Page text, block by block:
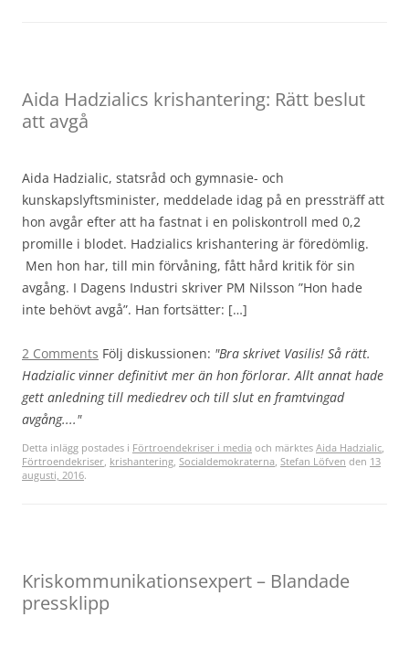
Aida Hadzialics krishantering: Rätt beslut
att avgå
Aida Hadzialic, statsråd och gymnasie- och
kunskapslyftsminister, meddelade idag på en pressträff att
hon avgår efter att ha fastnat i en poliskontroll med 0,2
promille i blodet. Hadzialics krishantering är föredömlig.
Men hon har, till min förvåning, fått hård kritik för sin
avgång. I Dagens Industri skriver PM Nilsson ”Hon hade
inte behövt avgå”. Han fortsätter: […]
2 Comments Följ diskussionen: "Bra skrivet Vasilis! Så rätt.
Hadzialic vinner definitivt mer än hon förlorar. Allt annat hade
gett anledning till mediedrev och till slut en framtvingad
avgång...."
Detta inlägg postades i Förtroendekriser i media och märktes Aida Hadzialic,
Förtroendekriser, krishantering, Socialdemokraterna, Stefan Löfven den 13
augusti, 2016.
Kriskommunikationsexpert – Blandade
pressklipp